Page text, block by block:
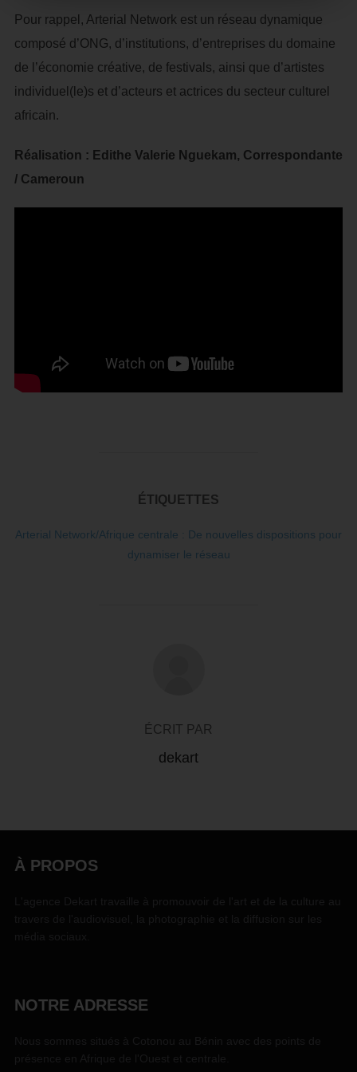
Pour rappel, Arterial Network est un réseau dynamique
composé d’ONG, d’institutions, d’entreprises du domaine
de l’économie créative, de festivals, ainsi que d’artistes
individuel(le)s et d’acteurs et actrices du secteur culturel
africain.
Réalisation : Edithe Valerie Nguekam, Correspondante
/ Cameroun
ÉTIQUETTES
Arterial Network/Afrique centrale : De nouvelles dispositions pour
dynamiser le réseau
ÉCRIT PAR
dekart
À PROPOS
NOTRE ADRESSE